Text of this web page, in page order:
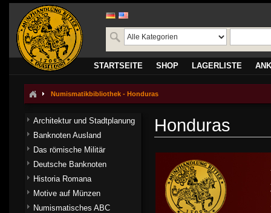
STARTSEITE SHOP LAGERLISTE
Numismatikbibliothek - Honduras
Honduras
Architektur und Stadtplanung
Banknoten Ausland
Das römische Militär
Deutsche Banknoten
Historia Romana
Motive auf Münzen
Numismatisches ABC